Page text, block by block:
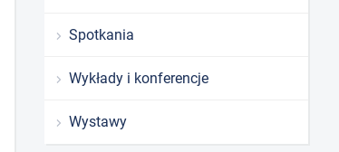
Spotkania
Wykłady i konferencje
Wystawy